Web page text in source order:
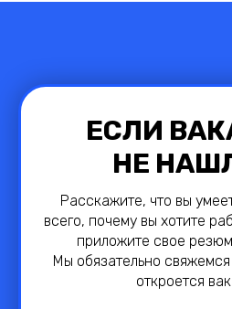
ЕСЛИ
НЕ
Расскажите, что вы
всего, почему вы хотите
приложите свое
Мы обязательно свяжемся
откроется